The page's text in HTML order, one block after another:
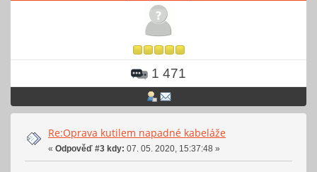
1 471
Re:Oprava kutilem napadné kabeláže
« Odpověď #3 kdy: 07. 05. 2020, 15:37:48 »